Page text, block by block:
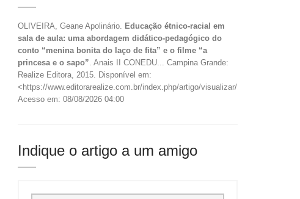
OLIVEIRA, Geane Apolinário. Educação étnico-racial em
sala de aula: uma abordagem didático-pedagógico do
conto “menina bonita do laço de fita” e o filme “a
princesa e o sapo”. Anais II CONEDU... Campina Grande:
Realize Editora, 2015. Disponível em:
<https://www.editorarealize.com.br/index.php/artigo/visualizar/15881>.
Acesso em: 08/08/2026 04:00
Indique o artigo a um amigo